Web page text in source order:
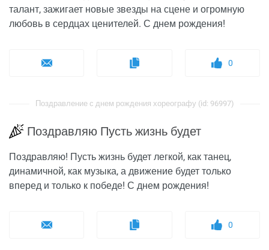
талант, зажигает новые звезды на сцене и огромную
любовь в сердцах ценителей. С днем рождения!
0
Поздравление с днем рождения хореографу (id: 96997)
Поздравляю Пусть жизнь будет
Поздравляю! Пусть жизнь будет легкой, как танец,
динамичной, как музыка, а движение будет только
вперед и только к победе! С днем рождения!
0